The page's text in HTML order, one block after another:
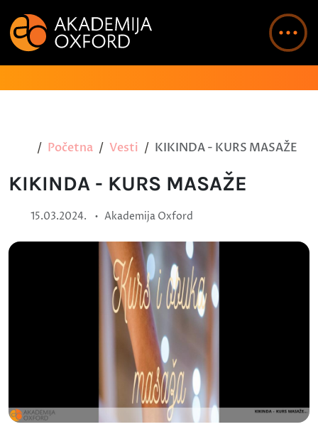
Početna Vesti KIKINDA - KURS MASAŽE
KIKINDA - KURS MASAŽE
15.03.2024. • Akademija Oxford